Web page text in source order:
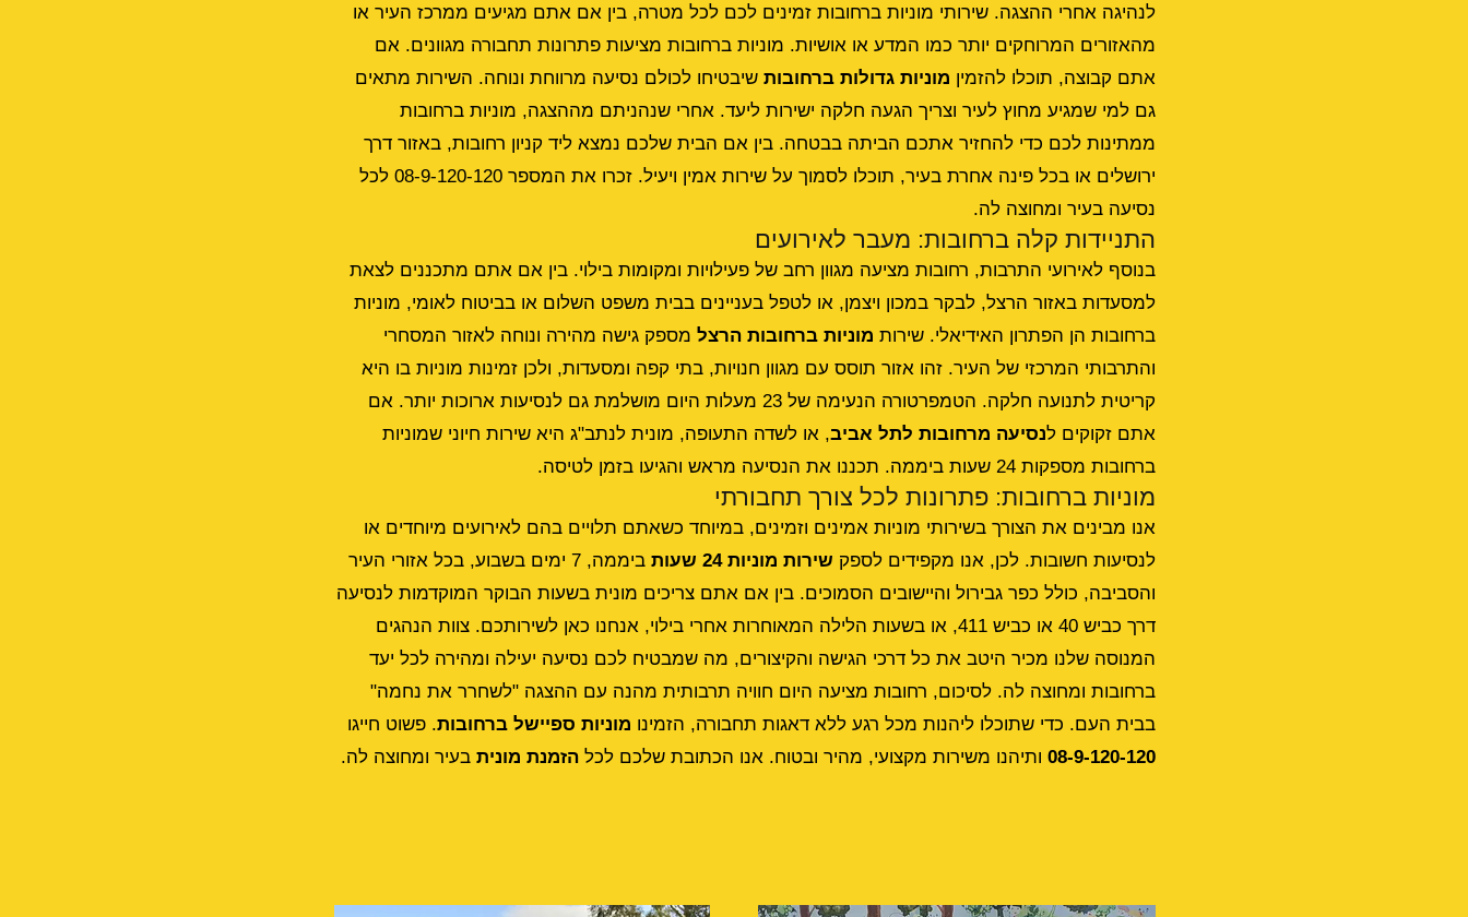
לנהיגה אחרי ההצגה. שירותי מוניות ברחובות זמינים לכם לכל מטרה, בין אם אתם מגיעים ממרכז העיר או
מהאזורים המרוחקים יותר כמו המדע או אושיות. מוניות ברחובות מציעות פתרונות תחבורה מגוונים. אם
אתם קבוצה, תוכלו להזמין מוניות גדולות ברחובות שיבטיחו לכולם נסיעה מרווחת ונוחה. השירות מתאים
גם למי שמגיע מחוץ לעיר וצריך הגעה חלקה ישירות ליעד. אחרי שנהניתם מההצגה, מוניות ברחובות
ממתינות לכם כדי להחזיר אתכם הביתה בבטחה. בין אם הבית שלכם נמצא ליד קניון רחובות, באזור דרך
ירושלים או בכל פינה אחרת בעיר, תוכלו לסמוך על שירות אמין ויעיל. זכרו את המספר 08-9-120-120 לכל
נסיעה בעיר ומחוצה לה.
התניידות קלה ברחובות: מעבר לאירועים
בנוסף לאירועי התרבות, רחובות מציעה מגוון רחב של פעילויות ומקומות בילוי. בין אם אתם מתכננים לצאת
למסעדות באזור הרצל, לבקר במכון ויצמן, או לטפל בעניינים בבית משפט השלום או בביטוח לאומי, מוניות
ברחובות הן הפתרון האידיאלי. שירות מוניות ברחובות הרצל מספק גישה מהירה ונוחה לאזור המסחרי
והתרבותי המרכזי של העיר. זהו אזור תוסס עם מגוון חנויות, בתי קפה ומסעדות, ולכן זמינות מוניות בו היא
קריטית לתנועה חלקה. הטמפרטורה הנעימה של 23 מעלות היום מושלמת גם לנסיעות ארוכות יותר. אם
אתם זקוקים לנסיעה מרחובות לתל אביב, או לשדה התעופה, מונית לנתב"ג היא שירות חיוני שמוניות
ברחובות מספקות 24 שעות ביממה. תכננו את הנסיעה מראש והגיעו בזמן לטיסה.
מוניות ברחובות: פתרונות לכל צורך תחבורתי
אנו מבינים את הצורך בשירותי מוניות אמינים וזמינים, במיוחד כשאתם תלויים בהם לאירועים מיוחדים או
לנסיעות חשובות. לכן, אנו מקפידים לספק שירות מוניות 24 שעות
ביממה, 7 ימים בשבוע, בכל אזורי העיר
והסביבה, כולל כפר גבירול והיישובים הסמוכים. בין אם אתם צריכים מונית בשעות הבוקר המוקדמות לנסיעה
דרך כביש 40 או כביש 411, או בשעות הלילה המאוחרות אחרי בילוי, אנחנו כאן לשירותכם. צוות הנהגים
המנוסה שלנו מכיר היטב את כל דרכי הגישה והקיצורים, מה שמבטיח לכם נסיעה יעילה ומהירה לכל יעד
ברחובות ומחוצה לה. לסיכום, רחובות מציעה היום חוויה תרבותית מהנה עם ההצגה "לשחרר את נחמה"
בבית העם. כדי שתוכלו ליהנות מכל רגע ללא דאגות תחבורה, הזמינו מוניות ספיישל ברחובות. פשוט חייגו
08-9-120-120 ותיהנו משירות מקצועי, מהיר ובטוח. אנו הכתובת שלכם לכל הזמנת מונית בעיר ומחוצה לה.